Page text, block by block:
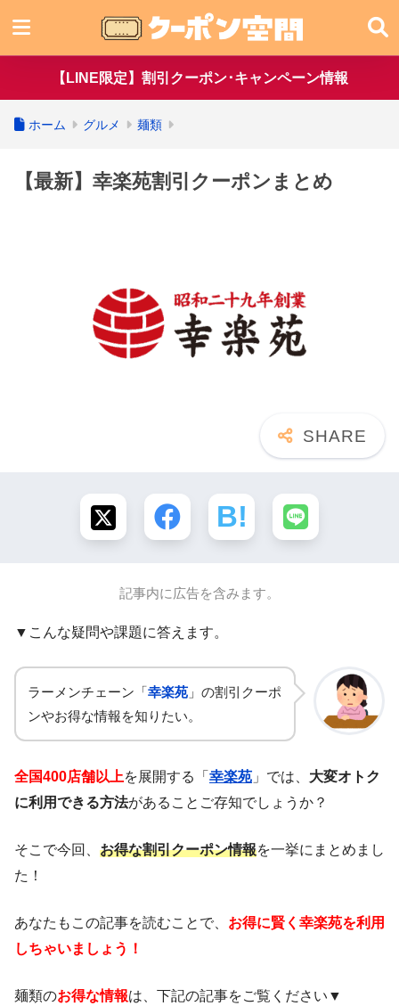
【LINE限定】割引クーポン･キャンペーン情報
ホーム グルメ 麺類
【最新】幸楽苑割引クーポンまとめ
記事内に広告を含みます。
▼こんな疑問や課題に答えます。
ラーメンチェーン「幸楽苑 」の割引クーポ
ンやお得な情報を知りたい。
全国400店舗以上を展開する「 幸楽苑 」では、 大変オトク
に利用できる方法があることご存知でしょうか？
そこで今回、 お得な割引クーポン情報を一挙にまとめまし
た！
あなたもこの記事を読むことで、 お得に賢く幸楽苑を利用
しちゃいましょう！
麺類のお得な情報は、下記の記事をご覧ください▼